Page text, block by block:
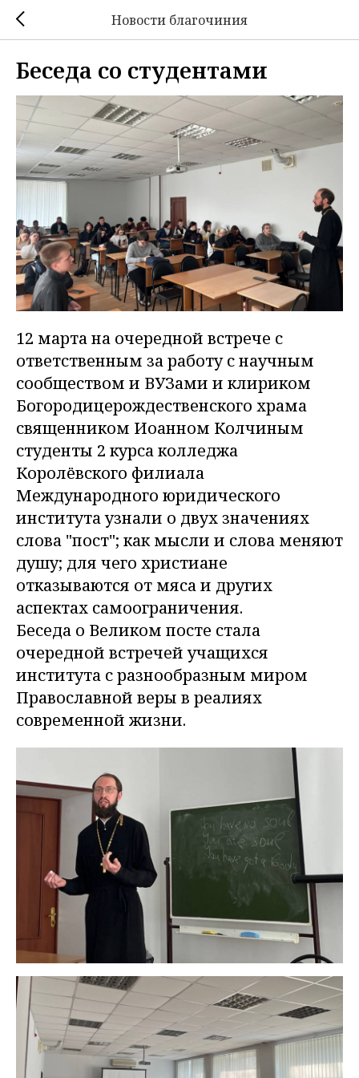
Новости благочиния
Беседа со студентами
12 марта на очередной встрече с
ответственным за работу с научным
сообществом и ВУЗами и клириком
Богородицерождественского храма
священником Иоанном Колчиным
студенты 2 курса колледжа
Королёвского филиала
Международного юридического
института узнали о двух значениях
слова "пост"; как мысли и слова меняют
душу; для чего христиане
отказываются от мяса и других
аспектах самоограничения.
Беседа о Великом посте стала
очередной встречей учащихся
института с разнообразным миром
Православной веры в реалиях
современной жизни.